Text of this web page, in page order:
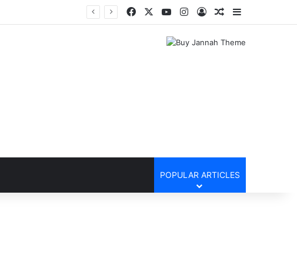
FacebookYouTubeInstagram
Log InRandom Article
Sidebar
POPULAR ARTICLES